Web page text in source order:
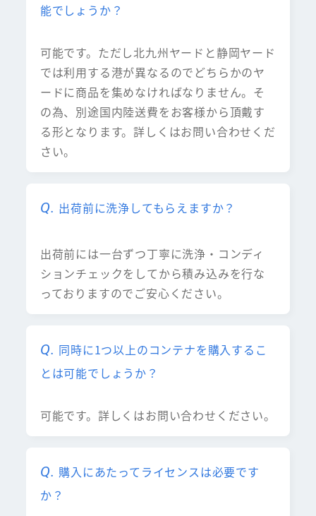
能でしょうか？
可能です。ただし北九州ヤードと静岡ヤード
では利用する港が異なるのでどちらかのヤ
ードに商品を集めなければなりません。そ
の為、別途国内陸送費をお客様から頂戴す
る形となります。詳しくはお問い合わせくだ
さい。
出荷前に洗浄してもらえますか？
出荷前には一台ずつ丁寧に洗浄・コンディ
ションチェックをしてから積み込みを行な
っておりますのでご安心ください。
同時に1つ以上のコンテナを購入するこ
とは可能でしょうか？
可能です。詳しくはお問い合わせください。
購入にあたってライセンスは必要です
か？